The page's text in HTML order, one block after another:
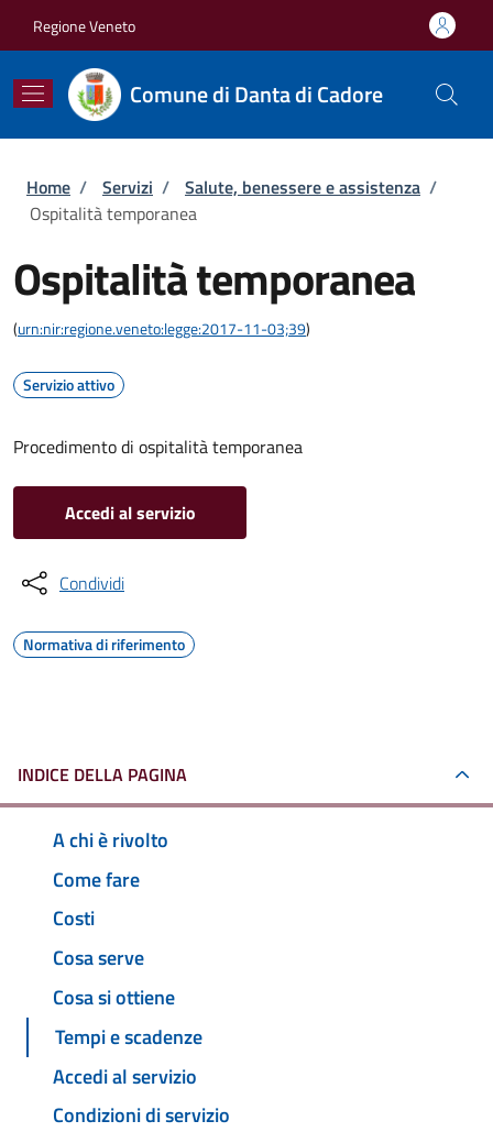
Regione Veneto
Comune di Danta di Cadore
Briciole di pane
Home / Servizi / Salute, benessere e assistenza /
Ospitalità temporanea
Ospitalità temporanea
(urn:nir:regione.veneto:legge:2017-11-03;39)
Servizio attivo
Procedimento di ospitalità temporanea
Accedi al servizio
Condividi
Normativa di riferimento
INDICE DELLA PAGINA
A chi è rivolto
Come fare
Costi
Cosa serve
Cosa si ottiene
Tempi e scadenze
Accedi al servizio
Condizioni di servizio